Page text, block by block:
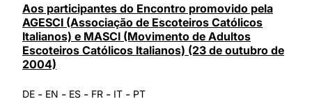
Aos participantes do Encontro promovido pela
AGESCI (Associação de Escoteiros Católicos
Italianos) e MASCI (Movimento de Adultos
Escoteiros Católicos Italianos) (23 de outubro de
2004)
DE - EN - ES - FR - IT - PT